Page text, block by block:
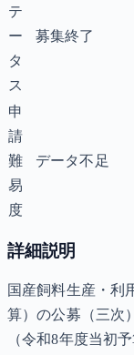
テ
ー
タ
ス
募集終了
申
請
難
易
度
データ不足
詳細説明
国産飼料生産・利
算）の公募（三次
（令和8年度当初